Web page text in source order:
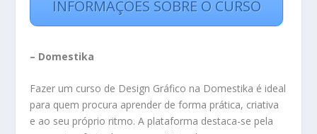
INFORMAÇÕES SOBRE O CURSO
– Domestika
Fazer um curso de Design Gráfico na Domestika é ideal
para quem procura aprender de forma prática, criativa
e ao seu próprio ritmo. A plataforma destaca-se pela